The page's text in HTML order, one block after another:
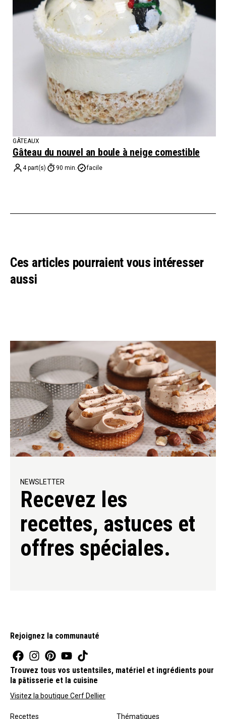
GÂTEAUX
Gâteau du nouvel an boule à neige comestible
4 part(s) 90 min. facile
Ces articles pourraient vous intéresser
aussi
NEWSLETTER
Recevez les
recettes, astuces et
offres spéciales.
Rejoignez la communauté
Trouvez tous vos ustentsiles, matériel et ingrédients pour
la pâtisserie et la cuisine
Visitez la boutique Cerf Dellier
Recettes Thématiques